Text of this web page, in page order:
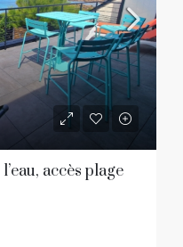
accès plage